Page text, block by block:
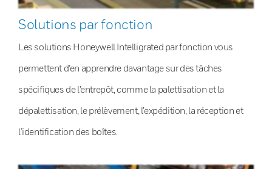
Solutions par fonction
Les solutions Honeywell Intelligrated par fonction vous
permettent d’en apprendre davantage sur des tâches
spécifiques de l’entrepôt, comme la palettisation et la
dépalettisation, le prélèvement, l’expédition, la réception et
l’identification des boîtes.